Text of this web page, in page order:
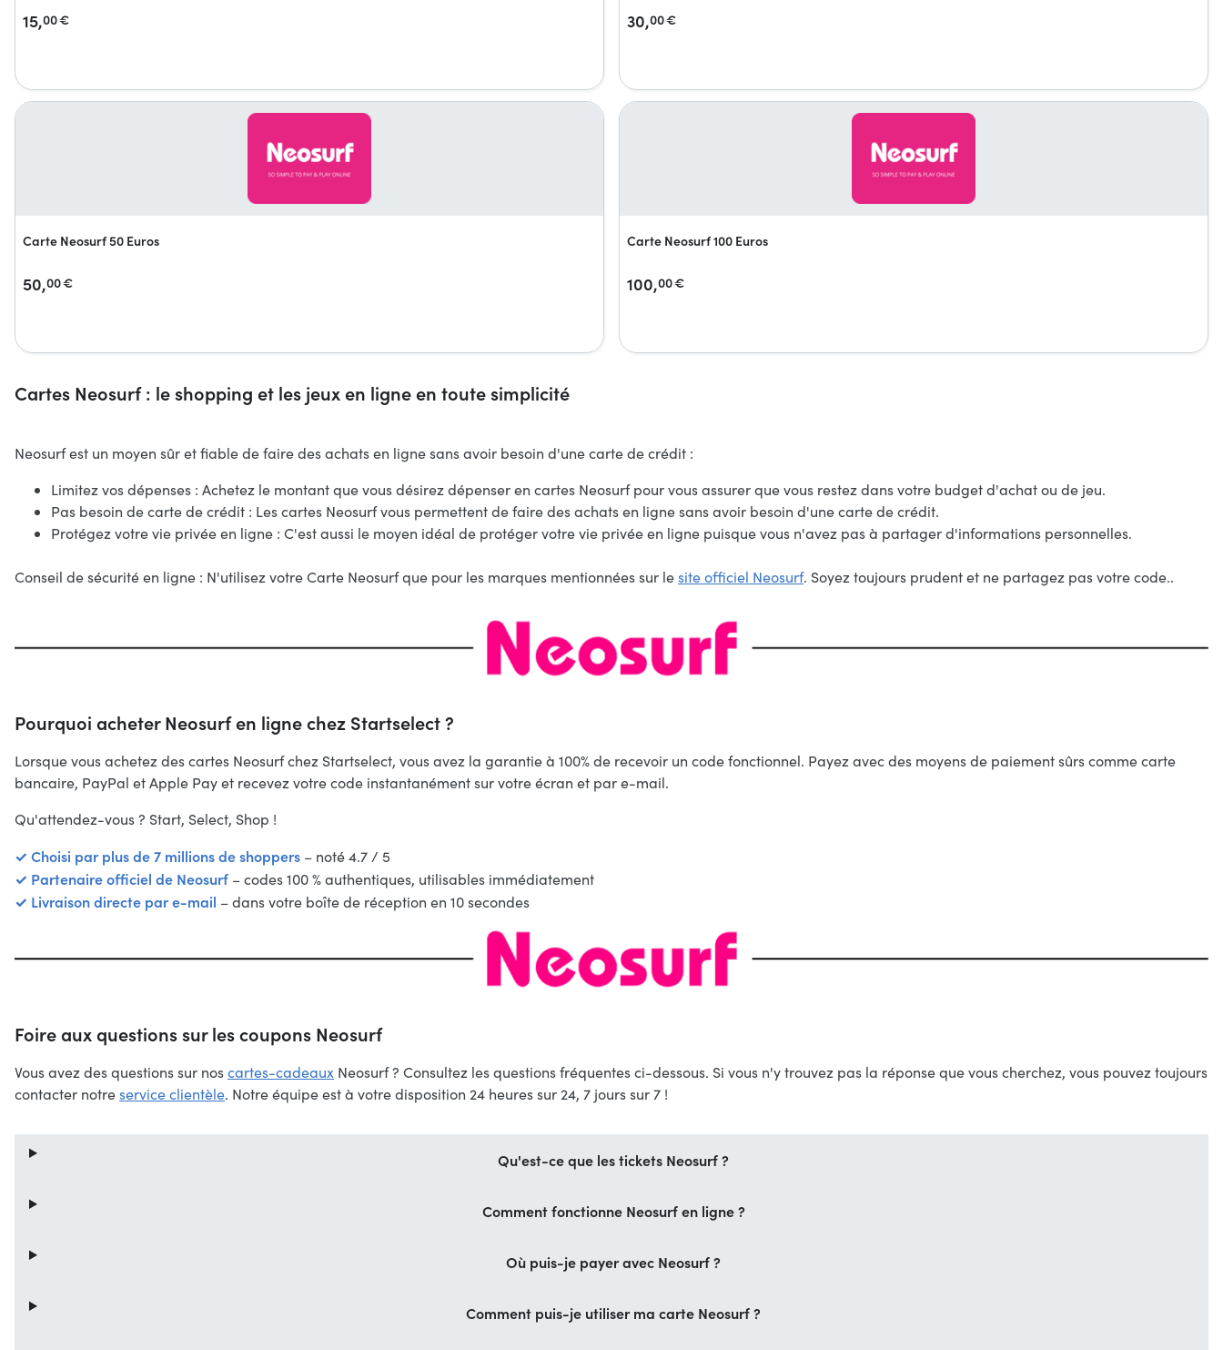
15,00€ 30,00€
Carte Neosurf 50 Euros
50,00€
Carte Neosurf 100 Euros
100,00€
Cartes Neosurf : le shopping et les jeux en ligne en toute simplicité
Neosurf est un moyen sûr et fiable de faire des achats en ligne sans avoir besoin d'une carte de crédit :
Limitez vos dépenses : Achetez le montant que vous désirez dépenser en cartes Neosurf pour vous assurer que vous restez dans votre budget d'achat ou de jeu.
Pas besoin de carte de crédit : Les cartes Neosurf vous permettent de faire des achats en ligne sans avoir besoin d'une carte de crédit.
Protégez votre vie privée en ligne : C'est aussi le moyen idéal de protéger votre vie privée en ligne puisque vous n'avez pas à partager d'informations personnelles.
Conseil de sécurité en ligne : N'utilisez votre Carte Neosurf que pour les marques mentionnées sur lesite officiel Neosurf. Soyez toujours prudent et ne partagez pas votre code..
Pourquoi acheter Neosurf en ligne chez Startselect ?
Lorsque vous achetez des cartes Neosurf chez Startselect, vous avez la garantie à 100% de recevoir un code fonctionnel. Payez avec des moyens de paiement sûrs comme carte
bancaire, PayPal et Apple Pay et recevez votre code instantanément sur votre écran et par e-mail.
Qu'attendez-vous ? Start, Select, Shop !
✓ Choisi par plus de 7 millions de shoppers – noté 4.7 / 5
✓ Partenaire officiel de Neosurf – codes 100 % authentiques, utilisables immédiatement
✓ Livraison directe par e-mail – dans votre boîte de réception en 10 secondes
Foire aux questions sur les coupons Neosurf
Vous avez des questions sur noscartes-cadeaux Neosurf ? Consultez les questions fréquentes ci-dessous. Si vous n'y trouvez pas la réponse que vous cherchez, vous pouvez toujours
contacter notreservice clientèle. Notre équipe est à votre disposition 24 heures sur 24, 7 jours sur 7 !
Qu'est-ce que les tickets Neosurf ?
Comment fonctionne Neosurf en ligne ?
Où puis-je payer avec Neosurf ?
Comment puis-je utiliser ma carte Neosurf ?